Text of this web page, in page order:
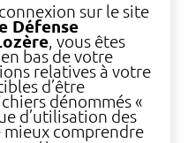
sur le site
Défense
, vous êtes
bas de votre
relatives à votre
d’être
dénommés «
d’utilisation des
mieux comprendre